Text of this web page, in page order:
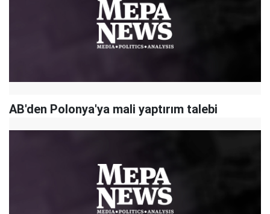
AB'den Polonya'ya mali yaptırım talebi